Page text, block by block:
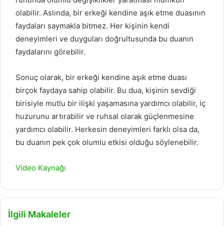
olabilir. Aslında, bir erkeği kendine aşık etme duasının
faydaları saymakla bitmez. Her kişinin kendi
deneyimleri ve duyguları doğrultusunda bu duanın
faydalarını görebilir.
Sonuç olarak, bir erkeği kendine aşık etme duası
birçok faydaya sahip olabilir. Bu dua, kişinin sevdiği
birisiyle mutlu bir ilişki yaşamasına yardımcı olabilir, iç
huzurunu artırabilir ve ruhsal olarak güçlenmesine
yardımcı olabilir. Herkesin deneyimleri farklı olsa da,
bu duanın pek çok olumlu etkisi olduğu söylenebilir.
Video Kaynağı
İlgili Makaleler